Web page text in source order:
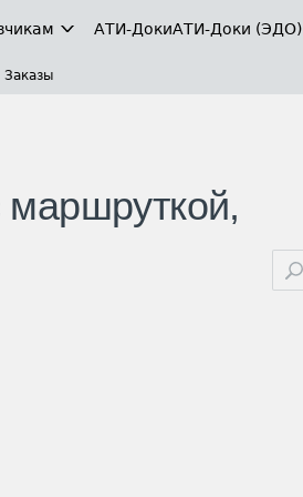
АТИ-ДокиАТИ-Доки (ЭДО)
Заказы
маршруткой,